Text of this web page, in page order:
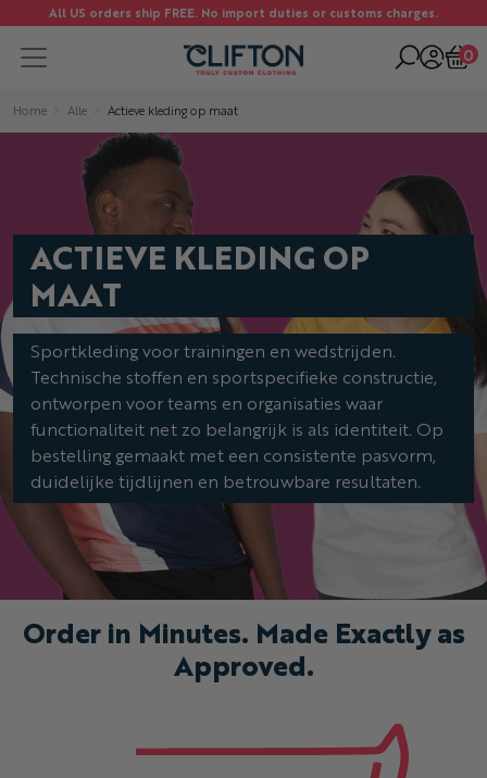
All US orders ship FREE. No import duties or customs charges.
0
Home Alle Actieve kleding op maat
ACTIEVE KLEDING OP
MAAT
Sportkleding voor trainingen en wedstrijden.
Technische stoffen en sportspecifieke constructie,
ontworpen voor teams en organisaties waar
functionaliteit net zo belangrijk is als identiteit. Op
bestelling gemaakt met een consistente pasvorm,
duidelijke tijdlijnen en betrouwbare resultaten.
Order in Minutes. Made Exactly as
Approved.